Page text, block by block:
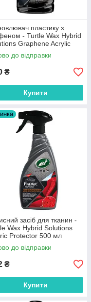
пластику з
- Turtle Wax Hybrid
Graphene Acrylic
Restorer 300 мл
до відправки
₴
Купити
засіб для тканин -
Wax Hybrid Solutions
Protector 500 мл
до відправки
₴
Купити